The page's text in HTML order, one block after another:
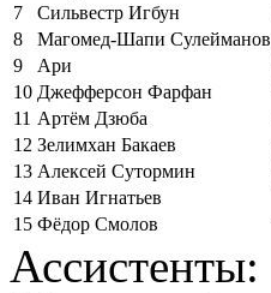
7
Сильвестр Игбун
8
Магомед-Шапи Сулейманов
9
Ари
10 Джефферсон Фарфан
11 Артём Дзюба
12 Зелимхан Бакаев
13 Алексей Сутормин
14 Иван Игнатьев
15 Фёдор Смолов
Ассистенты: